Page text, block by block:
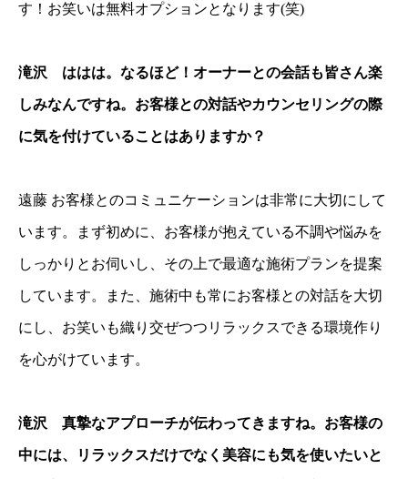
す！お笑いは無料オプションとなります(笑)
滝沢 ははは。なるほど！オーナーとの会話も皆さん楽
しみなんですね。お客様との対話やカウンセリングの際
に気を付けていることはありますか？
遠藤 お客様とのコミュニケーションは非常に大切にして
います。まず初めに、お客様が抱えている不調や悩みを
しっかりとお伺いし、その上で最適な施術プランを提案
しています。また、施術中も常にお客様との対話を大切
にし、お笑いも織り交ぜつつリラックスできる環境作り
を心がけています。
滝沢 真摯なアプローチが伝わってきますね。お客様の
中には、リラックスだけでなく美容にも気を使いたいと